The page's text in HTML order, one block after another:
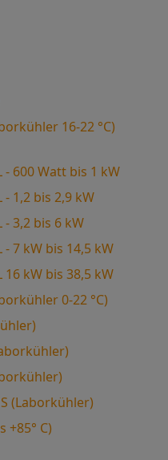
16-22 °C)
- 600 Watt bis 1 kW
- 1,2 bis 2,9 kW
- 3,2 bis 6 kW
- 7 kW bis 14,5 kW
16 kW bis 38,5 kW
0-22 °C)
(Laborkühler)
+85° C)